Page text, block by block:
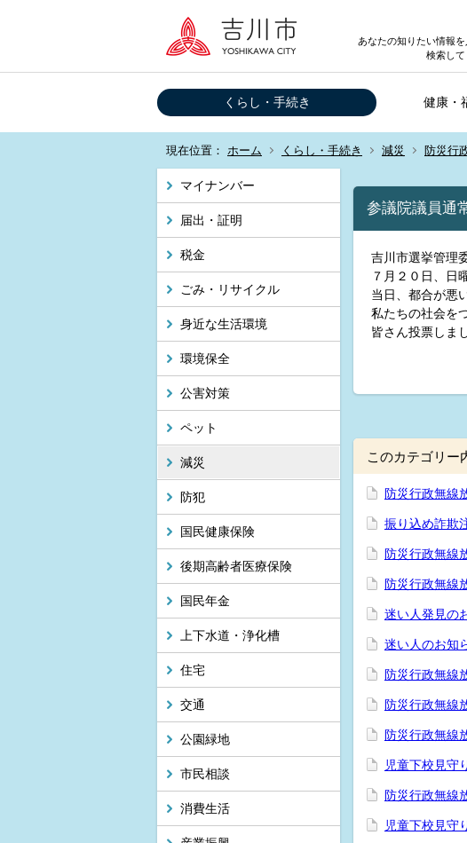
あなたの知りたい情報
検索し
くらし・手続き 健康・
現在位置： ホーム くらし・手続き 減災 防災行
マイナンバー
届出・証明
税金
ごみ・リサイクル
身近な生活環境
環境保全
公害対策
ペット
減災
防犯
国民健康保険
後期高齢者医療保険
国民年金
上下水道・浄化槽
住宅
交通
公園緑地
市民相談
消費生活
参議院議員通
吉川市選挙管理
７月２０日、日
当日、都合が悪
私たちの社会を
皆さん投票しま
このカテゴリー
防災行政無線
振り込め詐欺
防災行政無線
防災行政無線
迷い人発見の
迷い人のお知
防災行政無線
防災行政無線
防災行政無線
児童下校見守
防災行政無線
児童下校見守